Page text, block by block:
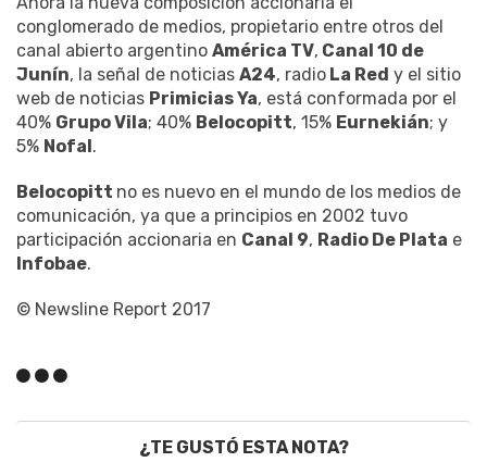
conglomerado de medios, propietario entre otros del
canal abierto argentino América TV, Canal 10 de
Junín, la señal de noticias A24, radio La Red y el sitio
web de noticias Primicias Ya, está conformada por el
40% Grupo Vila; 40% Belocopitt, 15% Eurnekián; y
5% Nofal.
Belocopitt no es nuevo en el mundo de los medios de
comunicación, ya que a principios en 2002 tuvo
participación accionaria en Canal 9, Radio De Plata e
Infobae.
© Newsline Report 2017
¿TE GUSTÓ ESTA NOTA?